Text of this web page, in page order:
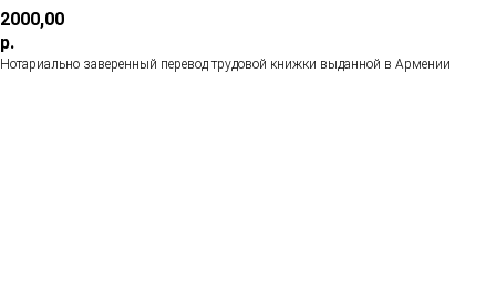
2000,00
р.
Нотариально заверенный перевод трудовой книжки выданной в Армении